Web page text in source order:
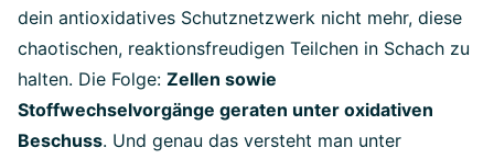
dein antioxidatives Schutznetzwerk nicht mehr, diese
chaotischen, reaktionsfreudigen Teilchen in Schach zu
halten. Die Folge: Zellen sowie
Stoffwechselvorgänge geraten unter oxidativen
Beschuss. Und genau das versteht man unter